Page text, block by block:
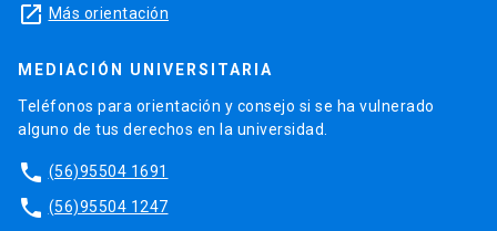
launch Más orientación
MEDIACIÓN UNIVERSITARIA
Teléfonos para orientación y consejo si se ha vulnerado
alguno de tus derechos en la universidad.
phone (56)95504 1691
phone (56)95504 1247